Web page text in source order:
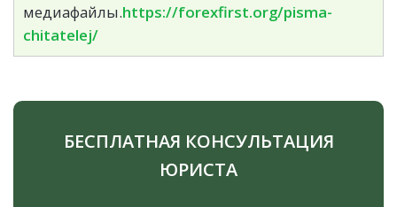
медиафайлы.https://forexfirst.org/pisma-
chitatelej/
БЕСПЛАТНАЯ КОНСУЛЬТАЦИЯ
ЮРИСТА